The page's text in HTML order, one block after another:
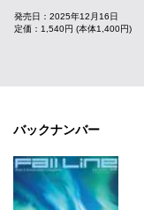
発売日：2025年12月16日
定価：1,540円 (本体1,400円)
バックナンバー